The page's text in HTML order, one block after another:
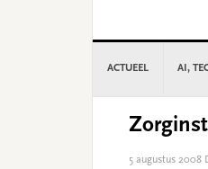
ACTUEEL AI,
5 augustus 2008